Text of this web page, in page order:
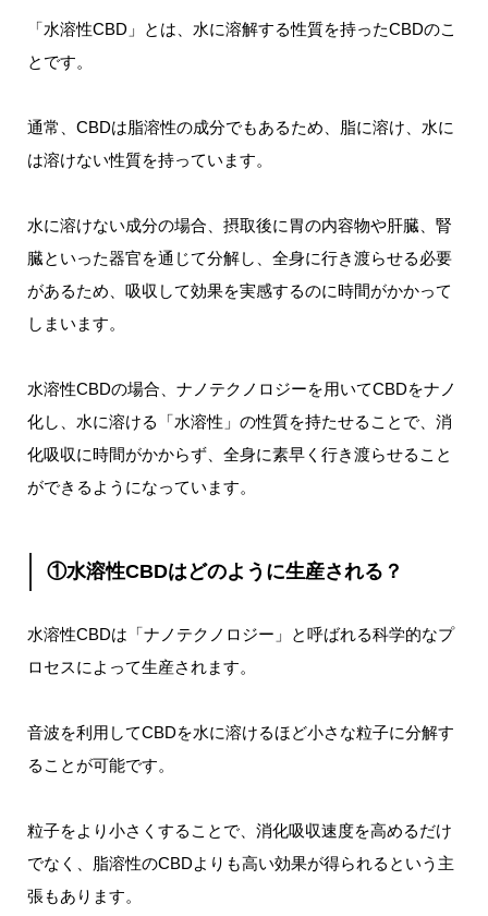
「水溶性CBD」とは、水に溶解する性質を持ったCBDのこ
とです。
通常、CBDは脂溶性の成分でもあるため、脂に溶け、水に
は溶けない性質を持っています。
水に溶けない成分の場合、摂取後に胃の内容物や肝臓、腎
臓といった器官を通じて分解し、全身に行き渡らせる必要
があるため、吸収して効果を実感するのに時間がかかって
しまいます。
水溶性CBDの場合、ナノテクノロジーを用いてCBDをナノ
化し、水に溶ける「水溶性」の性質を持たせることで、消
化吸収に時間がかからず、全身に素早く行き渡らせること
ができるようになっています。
①水溶性CBDはどのように生産される？
水溶性CBDは「ナノテクノロジー」と呼ばれる科学的なプ
ロセスによって生産されます。
音波を利用してCBDを水に溶けるほど小さな粒子に分解す
ることが可能です。
粒子をより小さくすることで、消化吸収速度を高めるだけ
でなく、脂溶性のCBDよりも高い効果が得られるという主
張もあります。